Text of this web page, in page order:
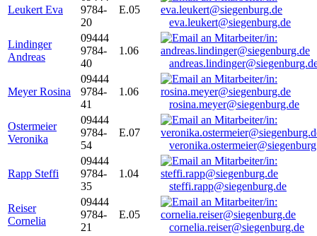
Leukert Eva
9784-
20
E.05
eva.leukert@siegenburg.de
Lindinger
Andreas
09444
9784-
40
1.06
Meyer Rosina
09444
9784-
41
1.06
rosina.meyer@siegenburg.de
Ostermeier
Veronika
09444
9784-
54
E.07
Rapp Steffi
09444
9784-
35
1.04
steffi.rapp@siegenburg.de
Reiser
Cornelia
09444
9784-
21
E.05
cornelia.reiser@siegenburg.de